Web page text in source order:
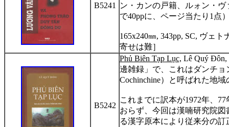
B5241
ン・カンの戸籍、ルォン・
で40ppに、ページ当たり 1 点
165x240㎜, 343pp, SC, ヴェト
寄せは難］
B5242
Phủ Biên Tạp Lục, Lê Quý Đôn,
邊雑録」で、これはダンチ
Cochinchine）と呼ばれた地
これまでに訳本が1972年、 77
おらず、今回は漢喃研究院図
る漢字原本により従来分の